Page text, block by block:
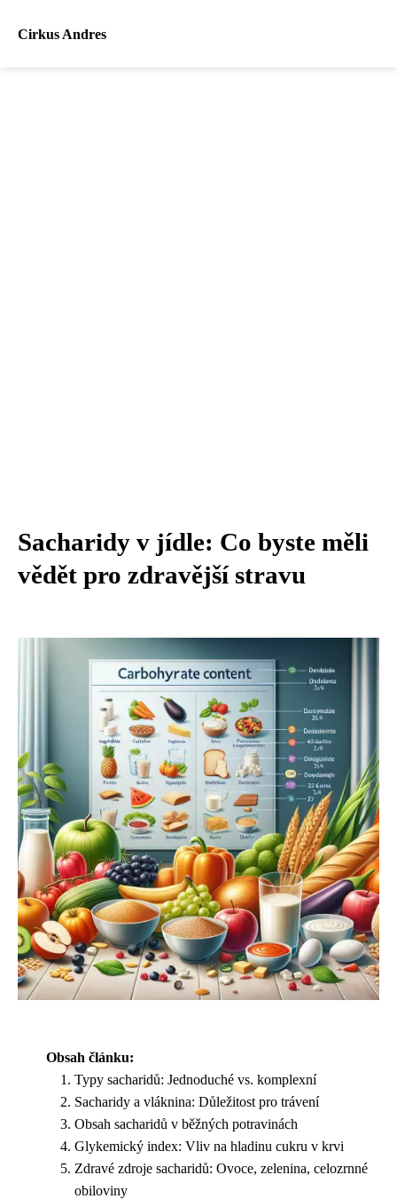
Cirkus Andres
Sacharidy v jídle: Co byste měli
vědět pro zdravější stravu
Obsah článku:
Typy sacharidů: Jednoduché vs. komplexní
Sacharidy a vláknina: Důležitost pro trávení
Obsah sacharidů v běžných potravinách
Glykemický index: Vliv na hladinu cukru v krvi
Zdravé zdroje sacharidů: Ovoce, zelenina, celozrnné
obiloviny